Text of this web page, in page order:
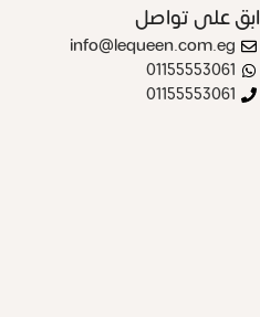
ابق على تواصل
info@lequeen.com.eg
01155553061
01155553061